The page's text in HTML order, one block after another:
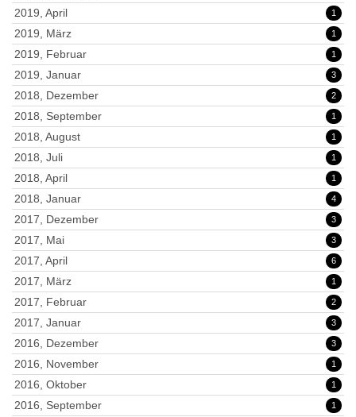
2019, April 1
2019, März 1
2019, Februar 1
2019, Januar 3
2018, Dezember 2
2018, September 1
2018, August 1
2018, Juli 1
2018, April 1
2018, Januar 4
2017, Dezember 3
2017, Mai 3
2017, April 6
2017, März 1
2017, Februar 2
2017, Januar 3
2016, Dezember 3
2016, November 1
2016, Oktober 1
2016, September 1